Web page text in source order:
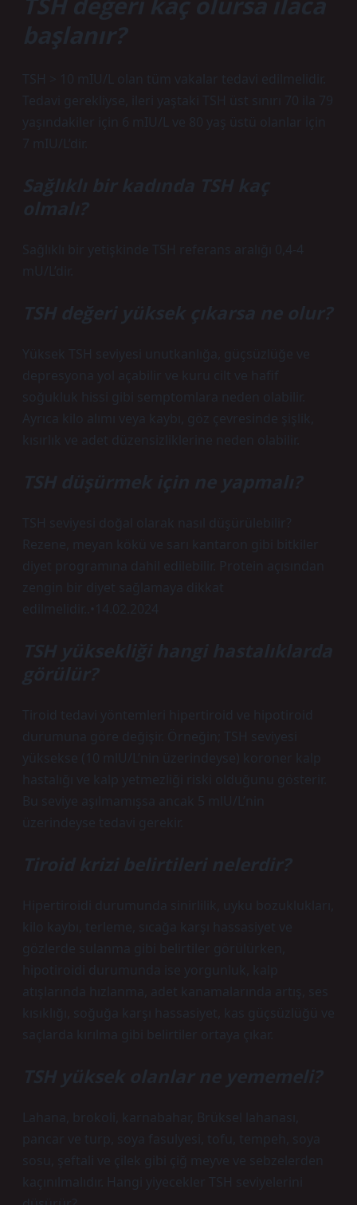
başlanır?
TSH > 10 mIU/L olan tüm vakalar tedavi edilmelidir.
Tedavi gerekliyse, ileri yaştaki TSH üst sınırı 70 ila 79
yaşındakiler için 6 mIU/L ve 80 yaş üstü olanlar için
7 mIU/L’dir.
Sağlıklı bir kadında TSH kaç
olmalı?
Sağlıklı bir yetişkinde TSH referans aralığı 0,4-4
TSH değeri yüksek çıkarsa ne olur?
Yüksek TSH seviyesi unutkanlığa, güçsüzlüğe ve
depresyona yol açabilir ve kuru cilt ve hafif
soğukluk hissi gibi semptomlara neden olabilir.
Ayrıca kilo alımı veya kaybı, göz çevresinde şişlik,
kısırlık ve adet düzensizliklerine neden olabilir.
TSH düşürmek için ne yapmalı?
TSH seviyesi doğal olarak nasıl düşürülebilir?
Rezene, meyan kökü ve sarı kantaron gibi bitkiler
diyet programına dahil edilebilir. Protein açısından
zengin bir diyet sağlamaya dikkat
edilmelidir..•14.02.2024
TSH yüksekliği hangi hastalıklarda
görülür?
Tiroid tedavi yöntemleri hipertiroid ve hipotiroid
durumuna göre değişir. Örneğin; TSH seviyesi
yüksekse (10 mlU/L’nin üzerindeyse) koroner kalp
hastalığı ve kalp yetmezliği riski olduğunu gösterir.
Bu seviye aşılmamışsa ancak 5 mlU/L’nin
üzerindeyse tedavi gerekir.
Tiroid krizi belirtileri nelerdir?
Hipertiroidi durumunda sinirlilik, uyku bozuklukları,
kilo kaybı, terleme, sıcağa karşı hassasiyet ve
gözlerde sulanma gibi belirtiler görülürken,
hipotiroidi durumunda ise yorgunluk, kalp
atışlarında hızlanma, adet kanamalarında artış, ses
kısıklığı, soğuğa karşı hassasiyet, kas güçsüzlüğü ve
saçlarda kırılma gibi belirtiler ortaya çıkar.
TSH yüksek olanlar ne yememeli?
Lahana, brokoli, karnabahar, Brüksel lahanası,
pancar ve turp, soya fasulyesi, tofu, tempeh, soya
sosu, şeftali ve çilek gibi çiğ meyve ve sebzelerden
kaçınılmalıdır. Hangi yiyecekler TSH seviyelerini